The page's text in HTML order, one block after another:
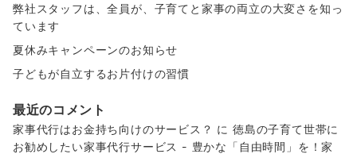
弊社スタッフは、全員が、子育てと家事の両立の大変さを知っ
ています
夏休みキャンペーンのお知らせ
子どもが自立するお片付けの習慣
最近のコメント
家事代行はお金持ち向けのサービス？ に徳島の子育て世帯に
お勧めしたい家事代行サービス - 豊かな「自由時間」を！家